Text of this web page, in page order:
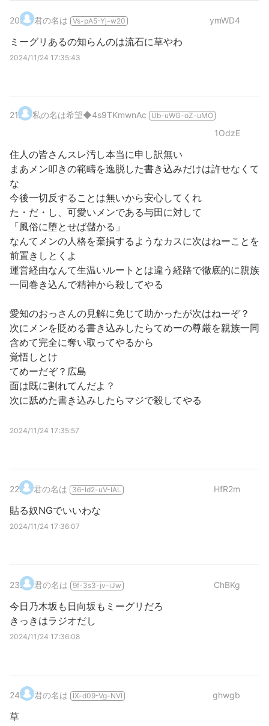
20. 君の名は Vs-pA5-Yj-w20 ymWD4
ミーグリあるの知らんのは流石に草やわ
2024/11/24 17:35:43
21. 私の名は希望◆4s9TKmwnAc Ub-uWG-oZ-uMO
1OdzE
住人の皆さんスレ汚し本当に申し訳無い
まあメン叩きの範疇を逸脱した書き込みだけは許せなくて
な
今後一切反することは無いから安心してくれ
た・だ・し、可愛いメンである与田に対して
「風俗に堕とせば儲かる」
なんてメンの人格を棄損するようなカスに次はねーことを
前置きしとくよ
運営経由なんて生温いルートとは違う経路で徹底的に親族
一同巻き込んで精神から殺してやる
愛知のおっさんの見解に免じて助かったが次はねーぞ？
次にメンを貶める書き込みしたらてめーの尊厳を親族一同
含めて完全に奪い取ってやるから
覚悟しとけ
てめーだぞ？広島
面は既に割れてんだよ？
次に舐めた書き込みしたらマジで殺してやる
2024/11/24 17:35:57
22. 君の名は 36-Id2-uV-IAL HfR2m
貼る奴NGでいいわな
2024/11/24 17:36:07
23. 君の名は 9f-3s3-jv-iJw ChBKg
今日乃木坂も日向坂もミーグリだろ
きっきはラジオだし
2024/11/24 17:36:08
24. 君の名は IX-d09-Vg-NVl ghwgb
草